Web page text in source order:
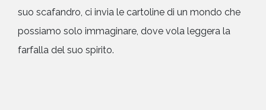
suo scafandro, ci invia le cartoline di un mondo che
possiamo solo immaginare, dove vola leggera la
farfalla del suo spirito.